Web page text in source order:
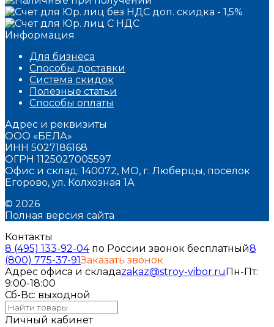
Информация
Для бизнеса
Способы доставки
Система скидок
Полезные статьи
Способы оплаты
Адрес и реквизиты
ООО «БЕЛА»
ИНН 5027186168
ОГРН 1125027005597
Офис и склад: 140072, МО, г. Люберцы, поселок
Егорово, ул. Колхозная 1А
© 2026
Полная версия сайта
Контакты
8 (495) 133-92-04по России звонок бесплатный8
(800) 775-37-91Заказать звонок
Адрес офиса и складаzakaz@stroy-vibor.ruПн-Пт:
9:00-18:00
Сб-Вс: выходной
Личный кабинет